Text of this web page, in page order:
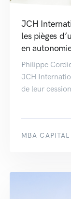
JCH
les pièges
en
Philippe
JCH
de leur
MBA CAPITAL